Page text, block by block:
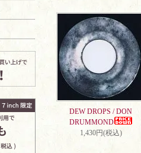
DEW DROPS / DON
DRUMMOND
1,430円(税込)